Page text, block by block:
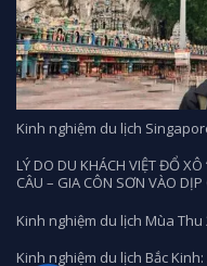
Kinh nghiệm du lịch
LÝ DO DU KHÁCH VIỆT ĐỔ
CÂU – GIA CÔN SƠN VÀO DỊP
Kinh nghiệm du lịch Mùa
Kinh nghiệm du lịch Bắc